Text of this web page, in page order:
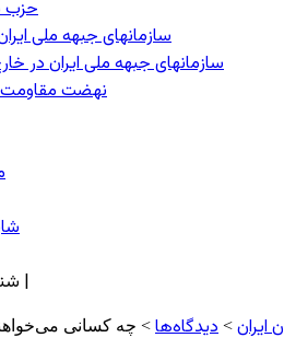
- حزب
- سازمانهای جبهه ملی
- سازمانهای جبهه ملی ایران در
- نهضت مقاومت
-
شنبه, ۱۷ مرداد , ۱۴۰۵ |
ایران > دیدگاه‌ها > چه کسانی